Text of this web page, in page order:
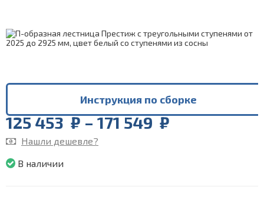
Инструкция по сборке
125 453₽–171 549₽Price
Нашли дешевле?
В наличии